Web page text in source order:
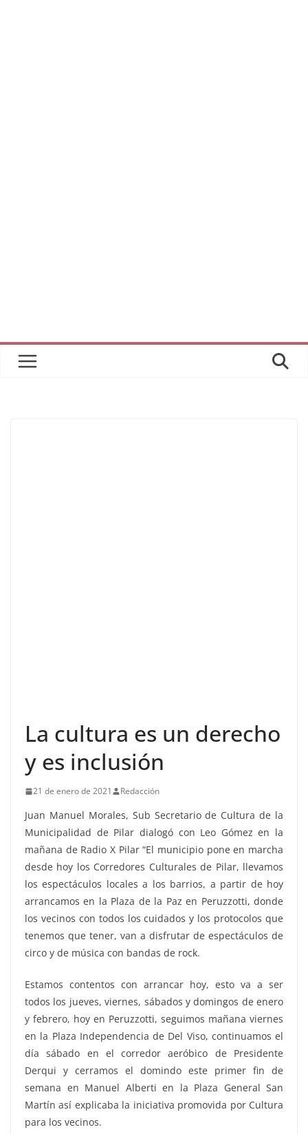
La cultura es un derecho
y es inclusión
21 de enero de 2021 Redacción
Juan Manuel Morales, Sub Secretario de Cultura de la
Municipalidad de Pilar dialogó con Leo Gómez en la
mañana de Radio X Pilar “El municipio pone en marcha
desde hoy los Corredores Culturales de Pilar, llevamos
los espectáculos locales a los barrios, a partir de hoy
arrancamos en la Plaza de la Paz en Peruzzotti, donde
los vecinos con todos los cuidados y los protocolos que
tenemos que tener, van a disfrutar de espectáculos de
circo y de música con bandas de rock.
Estamos contentos con arrancar hoy, esto va a ser
todos los jueves, viernes, sábados y domingos de enero
y febrero, hoy en Peruzzotti, seguimos mañana viernes
en la Plaza Independencia de Del Viso, continuamos el
día sábado en el corredor aeróbico de Presidente
Derqui y cerramos el domindo este primer fin de
semana en Manuel Alberti en la Plaza General San
Martín así explicaba la iniciativa promovida por Cultura
para los vecinos.